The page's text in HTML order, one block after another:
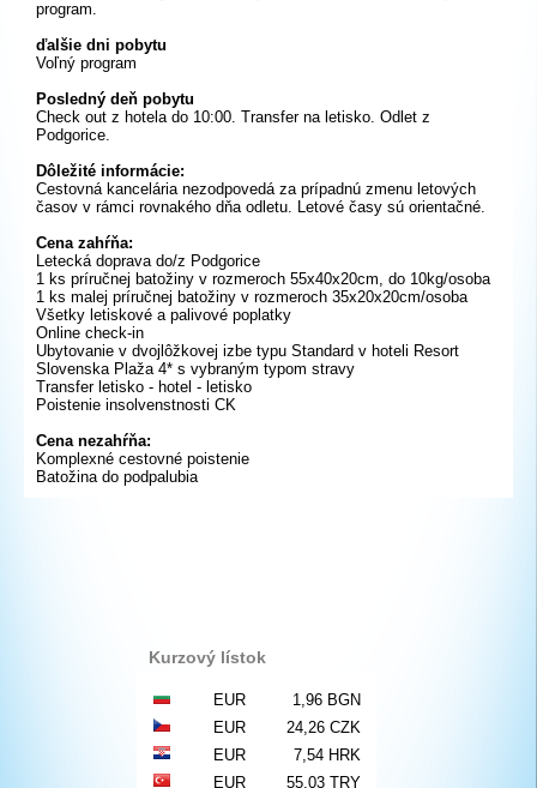
program.
ďalšie dni pobytu
Voľný program
Posledný deň pobytu
Check out z hotela do 10:00. Transfer na letisko. Odlet z
Podgorice.
Dôležité informácie:
Cestovná kancelária nezodpovedá za prípadnú zmenu letových
časov v rámci rovnakého dňa odletu. Letové časy sú orientačné.
Cena zahŕňa:
Letecká doprava do/z Podgorice
1 ks príručnej batožiny v rozmeroch 55x40x20cm, do 10kg/osoba
1 ks malej príručnej batožiny v rozmeroch 35x20x20cm/osoba
Všetky letiskové a palivové poplatky
Online check-in
Ubytovanie v dvojlôžkovej izbe typu Standard v hoteli Resort
Slovenska Plaža 4* s vybraným typom stravy
Transfer letisko - hotel - letisko
Poistenie insolvenstnosti CK
Cena nezahŕňa:
Komplexné cestovné poistenie
Batožina do podpalubia
Kurzový lístok
EUR
1,96 BGN
EUR
24,26 CZK
EUR
7,54 HRK
EUR
55,03 TRY